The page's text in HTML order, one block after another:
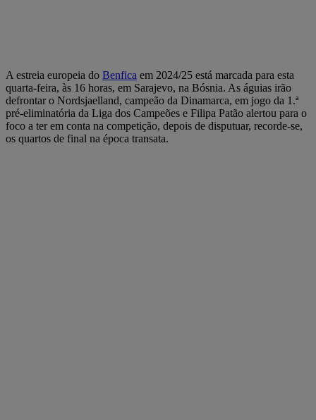
A estreia europeia do Benfica em 2024/25 está marcada para esta
quarta-feira, às 16 horas, em Sarajevo, na Bósnia. As águias irão
defrontar o Nordsjaelland, campeão da Dinamarca, em jogo da 1.ª
pré-eliminatória da Liga dos Campeões e Filipa Patão alertou para o
foco a ter em conta na competição, depois de disputuar, recorde-se,
os quartos de final na época transata.